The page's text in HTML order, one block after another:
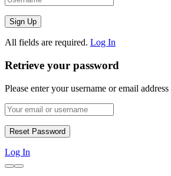
All fields are required. Log In
Retrieve your password
Please enter your username or email
Log In